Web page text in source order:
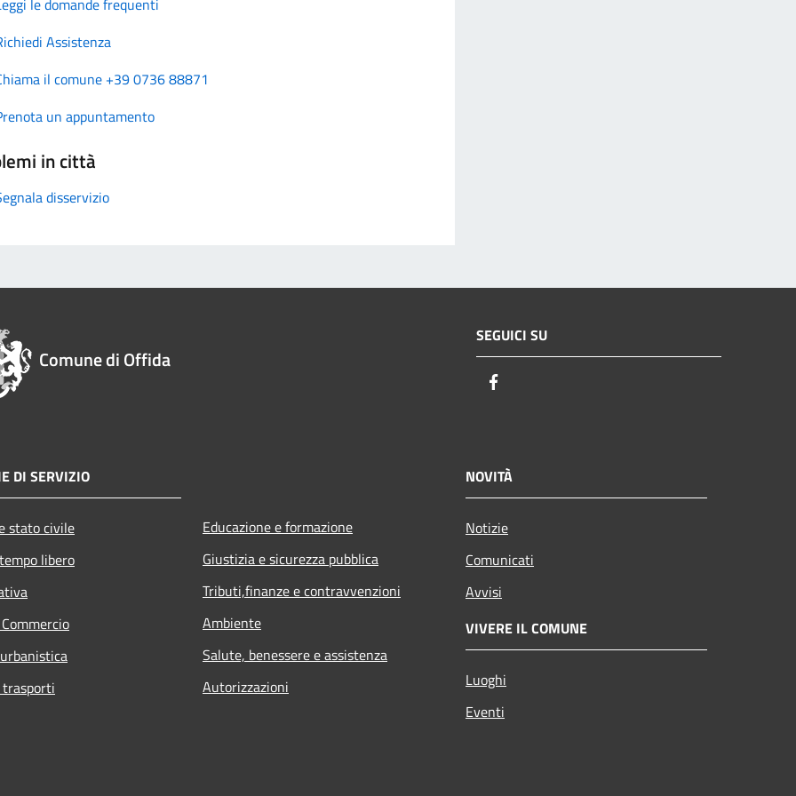
Assistenza
il comune +39 0736 88871
un appuntamento
in città
disservizio
Comune di Offida
SEGUICI SU
DI SERVIZIO
stato civile
libero
Educazione e formazione
Giustizia e sicurezza pubblica
Tributi,finanze e contravvenzioni
Ambiente
Salute, benessere e assistenza
Autorizzazioni
NOVITÀ
Notizie
Comunicati
Avvisi
VIVERE IL COMUNE
Luoghi
Eventi